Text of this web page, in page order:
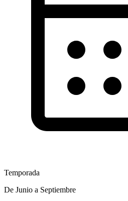
Temporada
De Junio a Septiembre